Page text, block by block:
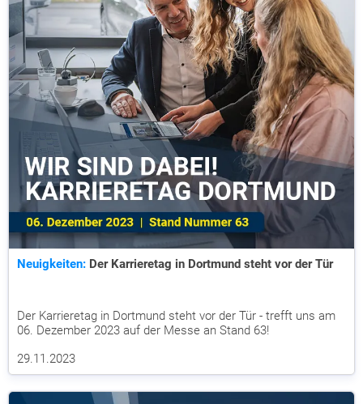
Neuigkeiten: Der Karrieretag in Dortmund steht vor der Tür
Der Karrieretag in Dortmund steht vor der Tür - trefft uns am
06. Dezember 2023 auf der Messe an Stand 63!
29.11.2023